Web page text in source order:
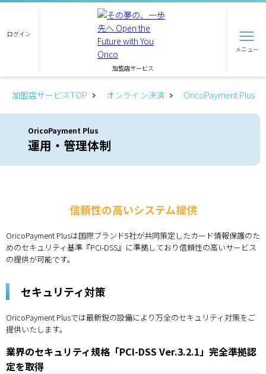
ログイン
加盟店サービス
メニュー
加盟店サービスTOP オンライン決済 OricoPayment Plus
OricoPayment Plus
運用・管理体制
信頼性の高いシステム提供
OricoPayment Plusは国際ブランド5社が共同策定したカード情報保護のた
めのセキュリティ基準『PCI-DSS』に準拠しており信頼性の高いサービス
の提供が可能です。
セキュリティ対策
OricoPayment Plusでは最新鋭の設備により万全のセキュリティ対策をご
提供いたします。
業界のセキュリティ規格「PCI-DSS Ver.3.2.1」完全準拠認
定を取得